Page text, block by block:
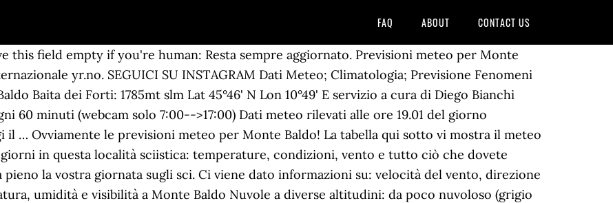
FAQ ABOUT CONTACT US
this field empty if you're human: Resta sempre aggiornato. Previsioni meteo per Monte
yr.no. SEGUICI SU INSTAGRAM Dati Meteo; Climatologia; Previsione Fenomeni
Baita dei Forti: 1785mt slm Lat 45°46' N Lon 10°49' E servizio a cura di Diego Bianchi
60 minuti (webcam solo 7:00-->17:00) Dati meteo rilevati alle ore 19.01 del giorno
il … Ovviamente le previsioni meteo per Monte Baldo! La tabella qui sotto vi mostra il meteo
in questa località sciistica: temperature, condizioni, vento e tutto ciò che dovete
la vostra giornata sugli sci. Ci viene dato informazioni su: velocità del vento, direzione
umidità e visibilità a Monte Baldo Nuvole a diverse altitudini: da poco nuvoloso (grigio